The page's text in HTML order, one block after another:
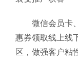
微信会员卡
惠券领取线上线
区，做强客户粘